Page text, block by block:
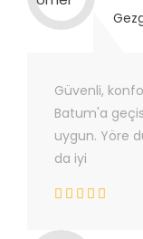
Güvenli,
Batum'a
uygun. Yöre
da iyi